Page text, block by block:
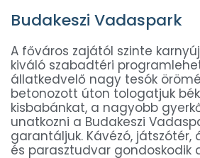
Budakeszi Vadaspark
A főváros zajától szinte
kiváló szabadtéri
állatkedvelő nagy tesók
betonozott úton tologatjuk
kisbabánkat, a nagyobb
unatkozni a Budakeszi
garantáljuk. Kávézó,
és parasztudvar gondoskodik